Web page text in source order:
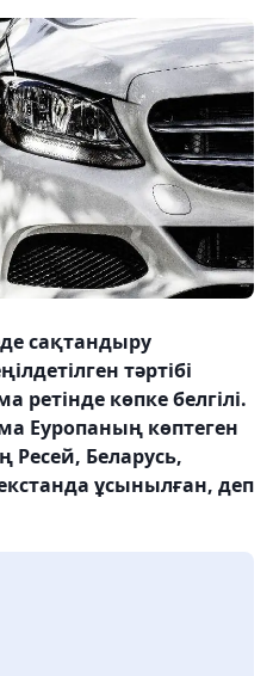
сақтандыру
тәртібі
ретінде көпке белгілі.
Еуропаның көптеген
Ресей, Беларусь,
ұсынылған, деп